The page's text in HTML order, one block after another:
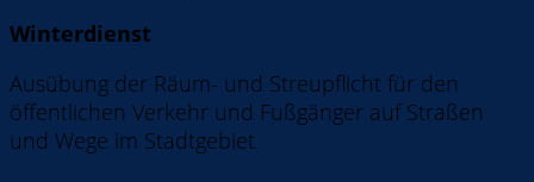
Winterdienst
Ausübung der Räum- und Streupflicht für den
öffentlichen Verkehr und Fußgänger auf Straßen
und Wege im Stadtgebiet